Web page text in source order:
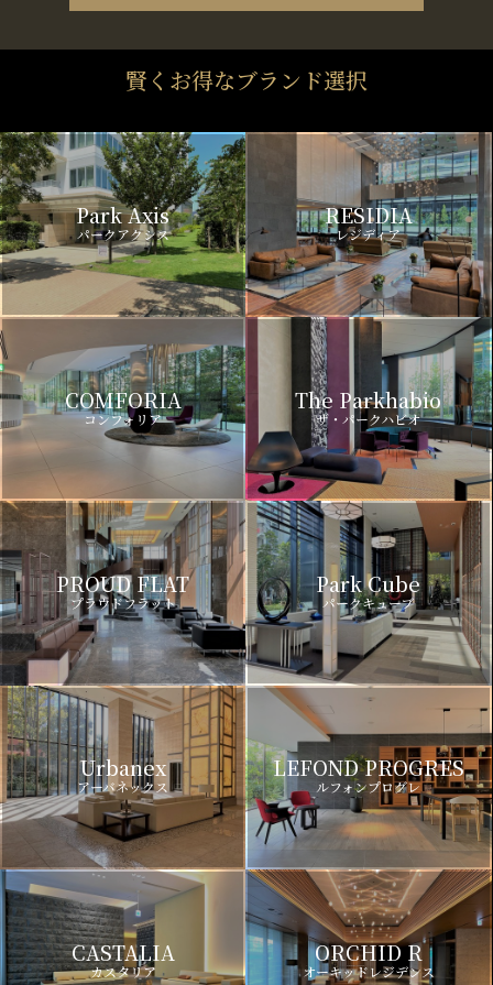
賢くお得なブランド選択
Park Axis
パークアクシス
RESIDIA
レジディア
COMFORIA
コンフォリア
The Parkhabio
ザ・パークハビオ
PROUD FLAT
プラウドフラット
Park Cube
パークキューブ
Urbanex
アーバネックス
LEFOND PROGRES
ルフォンプログレ
CASTALIA
カスタリア
ORCHID R
オーキッドレジデンス